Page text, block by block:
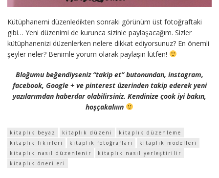
Kütüphanemi düzenledikten sonraki görünüm üst fotoğraftaki
gibi… Yeni düzenimi de kurunca sizinle paylaşacağım. Sizler
kütüphanenizi düzenlerken nelere dikkat ediyorsunuz? En önemli
şeyler neler? Benimle yorum olarak paylaşın lütfen!
Bloğumu beğendiyseniz “takip et” butonundan, instagram,
facebook, Google + ve pinterest üzerinden takip ederek yeni
yazılarımdan haberdar olabilirsiniz. Kendinize çook iyi bakın,
hoşçakalııın
kitaplık beyaz kitaplık düzeni
kitaplık düzenleme
kitaplık fikirleri
kitaplık fotoğrafları
kitaplık modelleri
kitaplık nasıl düzenlenir
kitaplık nasıl yerleştirilir
kitaplık önerileri